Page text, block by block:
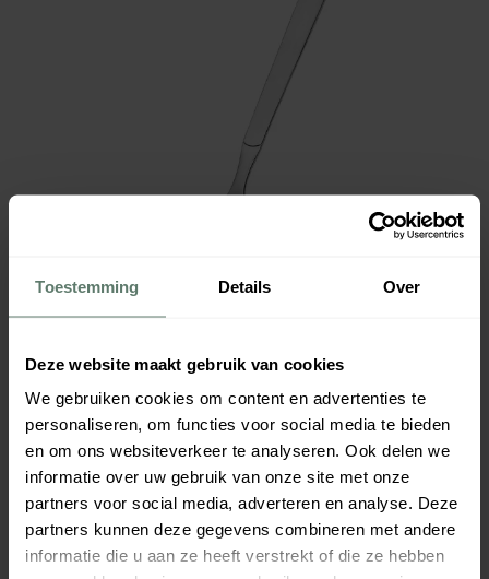
Toestemming Details Over
Deze website maakt gebruik van cookies
We gebruiken cookies om content en advertenties te
personaliseren, om functies voor social media te bieden
en om ons websiteverkeer te analyseren. Ook delen we
informatie over uw gebruik van onze site met onze
partners voor social media, adverteren en analyse. Deze
partners kunnen deze gegevens combineren met andere
informatie die u aan ze heeft verstrekt of die ze hebben